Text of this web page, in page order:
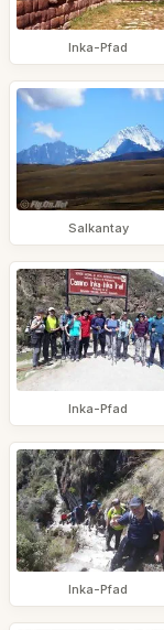
Inka-Pfad
Salkantay
Inka-Pfad
Inka-Pfad